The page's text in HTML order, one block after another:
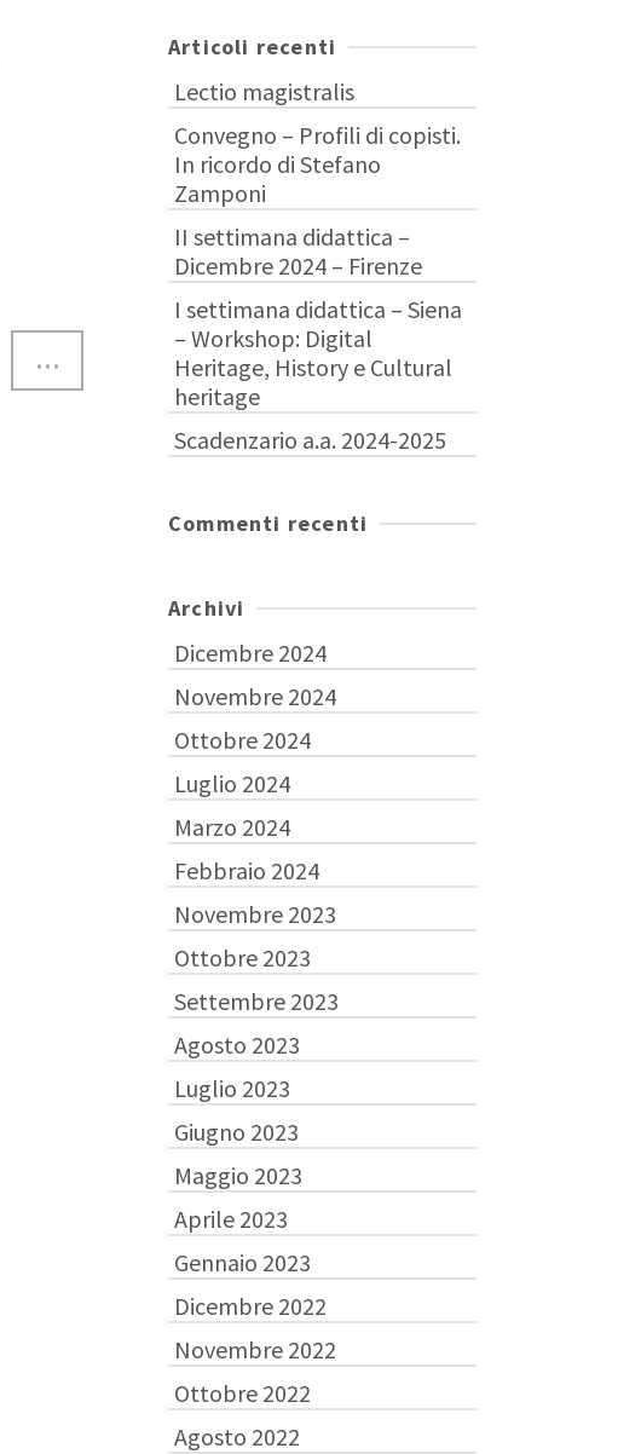
…
Articoli recenti
Lectio magistralis
Convegno – Profili di copisti.
In ricordo di Stefano
Zamponi
II settimana didattica –
Dicembre 2024 – Firenze
I settimana didattica – Siena
– Workshop: Digital
Heritage, History e Cultural
heritage
Scadenzario a.a. 2024-2025
Commenti recenti
Archivi
Dicembre 2024
Novembre 2024
Ottobre 2024
Luglio 2024
Marzo 2024
Febbraio 2024
Novembre 2023
Ottobre 2023
Settembre 2023
Agosto 2023
Luglio 2023
Giugno 2023
Maggio 2023
Aprile 2023
Gennaio 2023
Dicembre 2022
Novembre 2022
Ottobre 2022
Agosto 2022